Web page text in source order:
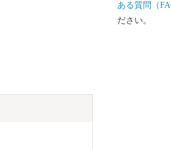
ある質問（
ださい。